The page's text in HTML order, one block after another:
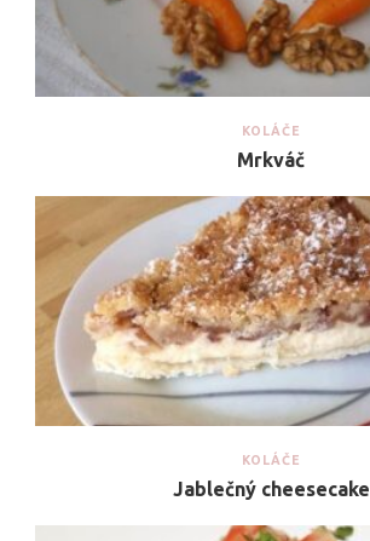
KOLÁČE
Mrkváč
KOLÁČE
Jablečný cheesecake